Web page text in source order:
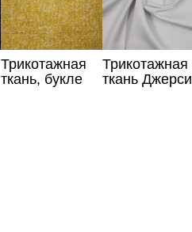
Трикотажная
ткань, букле
Трикотажная
ткань Джерси